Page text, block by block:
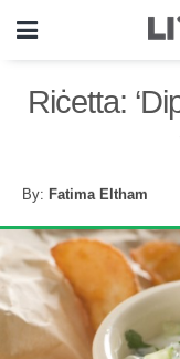
Riċetta:
By: Fatima Eltham